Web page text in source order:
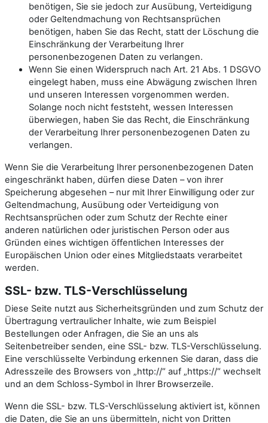
benötigen, Sie sie jedoch zur Ausübung, Verteidigung
oder Geltendmachung von Rechtsansprüchen
benötigen, haben Sie das Recht, statt der Löschung die
Einschränkung der Verarbeitung Ihrer
personenbezogenen Daten zu verlangen.
Wenn Sie einen Widerspruch nach Art. 21 Abs. 1 DSGVO
eingelegt haben, muss eine Abwägung zwischen Ihren
und unseren Interessen vorgenommen werden.
Solange noch nicht feststeht, wessen Interessen
überwiegen, haben Sie das Recht, die Einschränkung
der Verarbeitung Ihrer personenbezogenen Daten zu
verlangen.
Wenn Sie die Verarbeitung Ihrer personenbezogenen Daten
eingeschränkt haben, dürfen diese Daten – von ihrer
Speicherung abgesehen – nur mit Ihrer Einwilligung oder zur
Geltendmachung, Ausübung oder Verteidigung von
Rechtsansprüchen oder zum Schutz der Rechte einer
anderen natürlichen oder juristischen Person oder aus
Gründen eines wichtigen öffentlichen Interesses der
Europäischen Union oder eines Mitgliedstaats verarbeitet
werden.
SSL- bzw. TLS-Verschlüsselung
Diese Seite nutzt aus Sicherheitsgründen und zum Schutz der
Übertragung vertraulicher Inhalte, wie zum Beispiel
Bestellungen oder Anfragen, die Sie an uns als
Seitenbetreiber senden, eine SSL- bzw. TLS-Verschlüsselung.
Eine verschlüsselte Verbindung erkennen Sie daran, dass die
Adresszeile des Browsers von „http://“ auf „https://“ wechselt
und an dem Schloss-Symbol in Ihrer Browserzeile.
Wenn die SSL- bzw. TLS-Verschlüsselung aktiviert ist, können
die Daten, die Sie an uns übermitteln, nicht von Dritten